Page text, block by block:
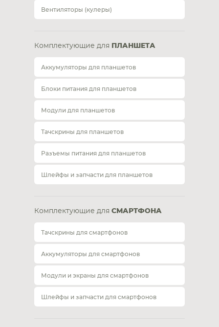
Вентиляторы (кулеры)
Комплектующие для ПЛАНШЕТА
Аккумуляторы для планшетов
Блоки питания для планшетов
Модули для планшетов
Тачскрины для планшетов
Разъемы питания для планшетов
Шлейфы и запчасти для планшетов
Комплектующие для СМАРТФОНА
Тачскрины для смартфонов
Аккумуляторы для смартфонов
Модули и экраны для смартфонов
Шлейфы и запчасти для смартфонов